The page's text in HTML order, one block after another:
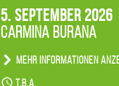
5. September 2026
Carmina Burana
Mehr Informationen
Tanztheater der
t.b.a.